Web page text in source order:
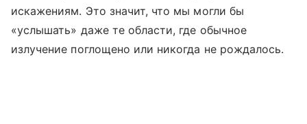
искажениям. Это значит, что мы могли бы
«услышать» даже те области, где обычное
излучение поглощено или никогда не рождалось.